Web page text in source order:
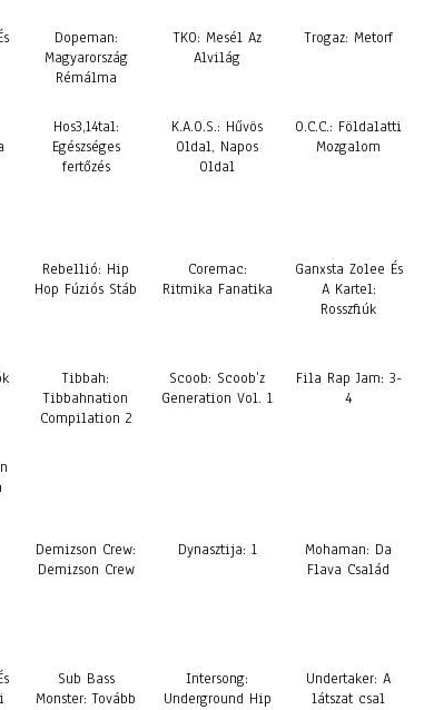
Dopeman:
Magyarország
Rémálma
TKO: Mesél Az
Alvilág
Trogaz: Metorf
Hos3,14tal:
Egészséges
fertőzés
K.A.O.S.: Hűvös
Oldal, Napos
Oldal
O.C.C.: Földalatti
Mozgalom
Rebellió: Hip
Hop Fúziós Stáb
Coremac:
Ritmika Fanatika
Ganxsta Zolee És
A Kartel:
Rosszfiúk
Tibbah:
Tibbahnation
Compilation 2
Scoob: Scoob’z
Generation Vol. 1
Fila Rap Jam: 3-
4
Demizson Crew:
Demizson Crew
Dynasztija: 1
Mohaman: Da
Flava Család
Sub Bass
Monster: Tovább
Intersong:
Underground Hip
Undertaker: A
látszat csal